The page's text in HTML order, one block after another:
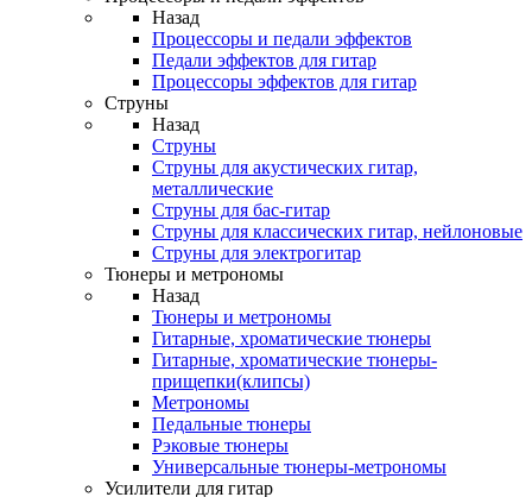
Назад
Процессоры и педали эффектов
Педали эффектов для гитар
Процессоры эффектов для гитар
Струны
Назад
Струны
Струны для акустических гитар,
металлические
Струны для бас-гитар
Струны для классических гитар, нейлоновые
Струны для электрогитар
Тюнеры и метрономы
Назад
Тюнеры и метрономы
Гитарные, хроматические тюнеры
Гитарные, хроматические тюнеры-
прищепки(клипсы)
Метрономы
Педальные тюнеры
Рэковые тюнеры
Универсальные тюнеры-метрономы
Усилители для гитар